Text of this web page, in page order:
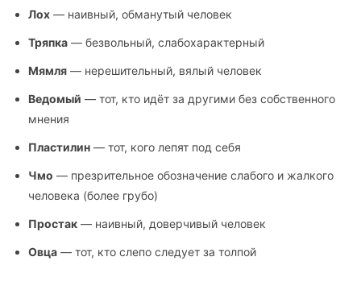
Лох — наивный, обманутый человек
Тряпка — безвольный, слабохарактерный
Мямля — нерешительный, вялый человек
Ведомый — тот, кто идёт за другими без собственного
мнения
Пластилин — тот, кого лепят под себя
Чмо — презрительное обозначение слабого и жалкого
человека (более грубо)
Простак — наивный, доверчивый человек
Овца — тот, кто слепо следует за толпой